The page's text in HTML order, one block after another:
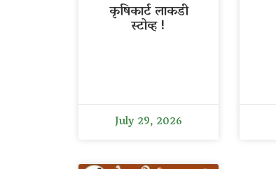
कृषिकार्ट लाकडी
स्टोव्ह !
July 29, 2026